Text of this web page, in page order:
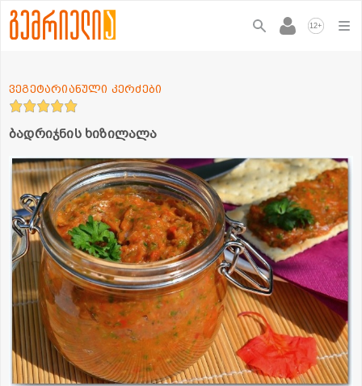
12+
ბადრიჯნის ხიზილალა
ვეგეტარიანული კერძები